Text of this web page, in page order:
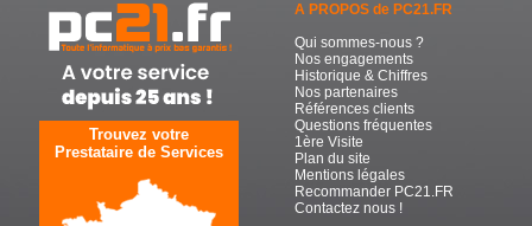
Trouvez votre
Prestataire de Services
A PROPOS de PC21.FR
Qui sommes-nous ?
Nos engagements
Historique & Chiffres
Nos partenaires
Références clients
Questions fréquentes
1ère Visite
Plan du site
Mentions légales
Recommander PC21.FR
Contactez nous !